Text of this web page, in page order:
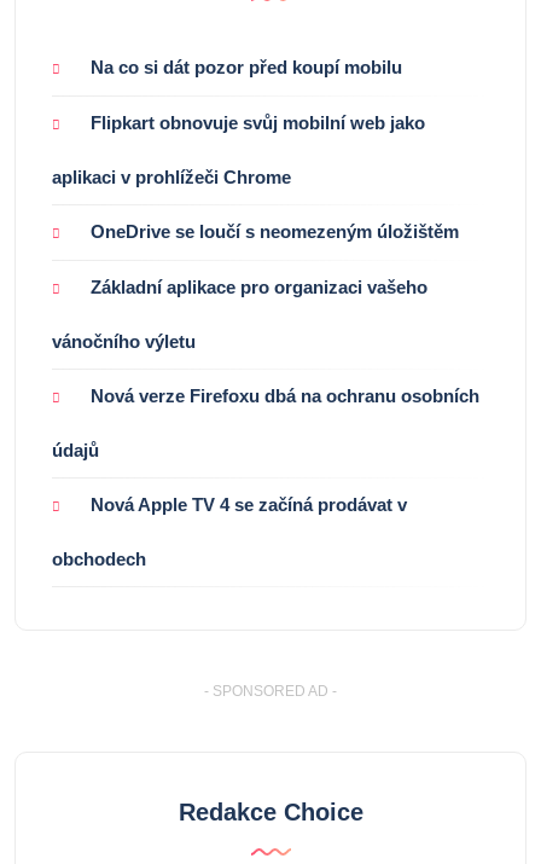
Na co si dát pozor před koupí mobilu
Flipkart obnovuje svůj mobilní web jako
aplikaci v prohlížeči Chrome
OneDrive se loučí s neomezeným úložištěm
Základní aplikace pro organizaci vašeho
vánočního výletu
Nová verze Firefoxu dbá na ochranu osobních
údajů
Nová Apple TV 4 se začíná prodávat v
obchodech
- SPONSORED AD -
Redakce Choice